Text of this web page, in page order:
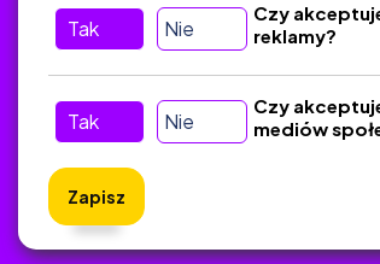
Tu nas znajdziesz
Kontakt
Śledź nas w Social
Tak Nie
Czy
reklamy?
Tak Nie
Czy
mediów
Zapisz